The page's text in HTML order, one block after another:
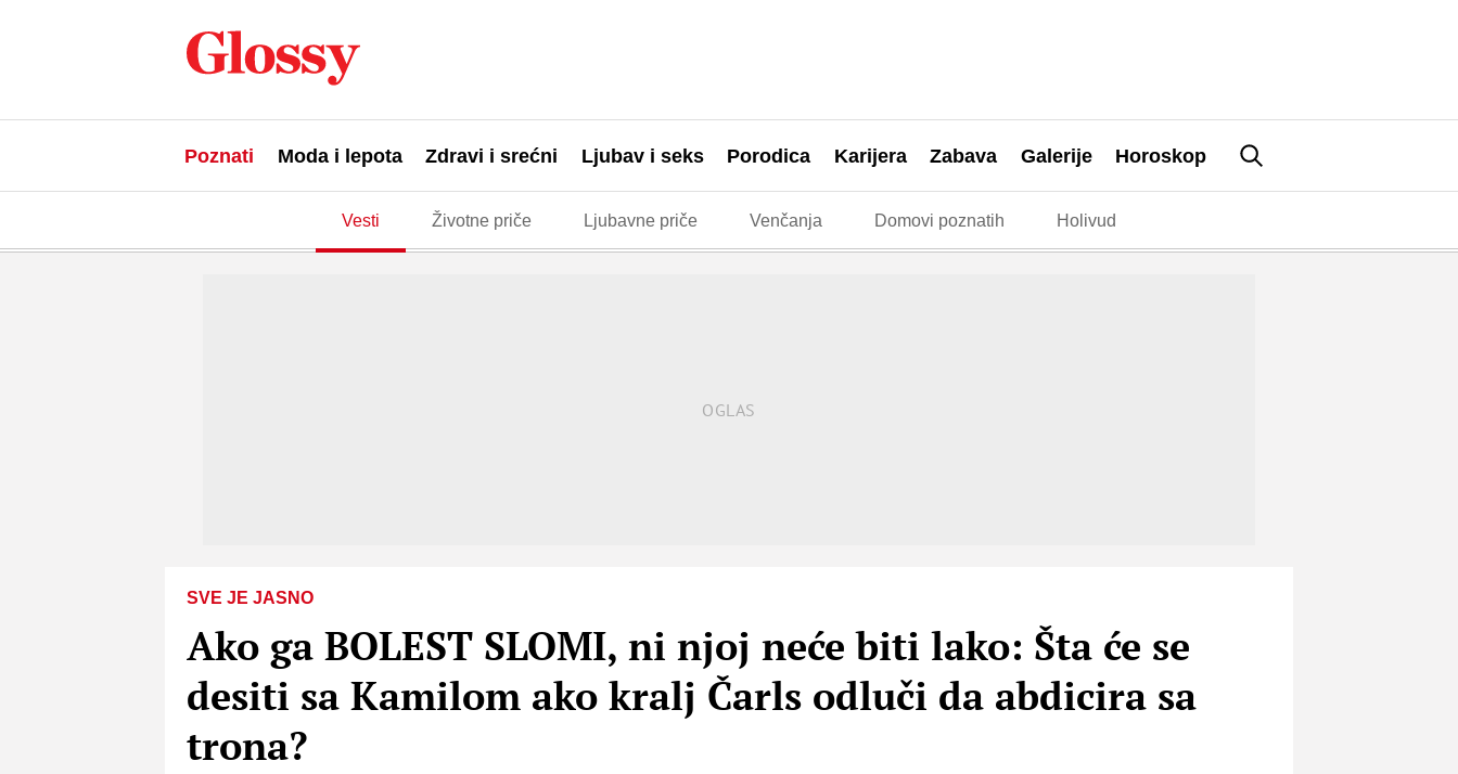
Poznati Moda i lepota Zdravi i srećni Ljubav i seks Porodica Karijera Zabava Galerije Horoskop
Vesti Životne priče Ljubavne priče Venčanja Domovi poznatih Holivud
SVE JE JASNO
Ako ga BOLEST SLOMI, ni njoj neće biti lako: Šta će se
desiti sa Kamilom ako kralj Čarls odluči da abdicira sa
trona?